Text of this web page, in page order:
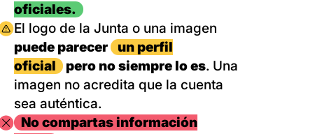
oficiales.
El logo de la Junta o una imagen
puede parecer
un perfil
oficial
pero no siempre lo es. Una
imagen no acredita que la cuenta
sea auténtica.
No compartas información